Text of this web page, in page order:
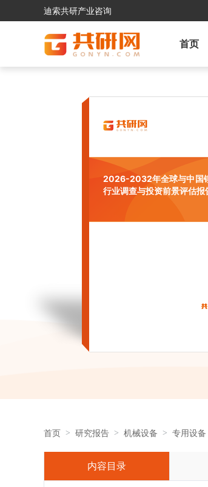
迪索共研产业咨询
首页
2026-2032年全球与中国
行业调查与投资前景评估报
首页 研究报告 机械设备 专用设备
内容目录